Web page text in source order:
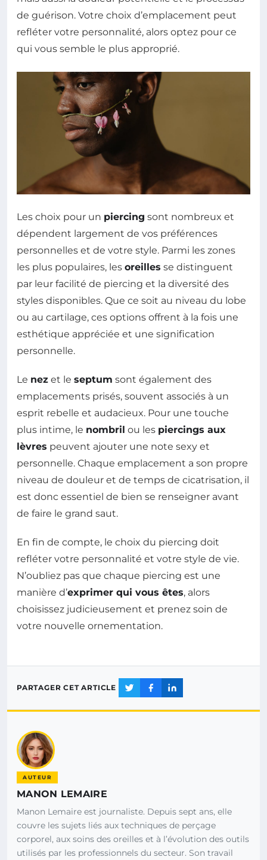
de guérison. Votre choix d’emplacement peut
refléter votre personnalité, alors optez pour ce
qui vous semble le plus approprié.
Les choix pour un piercing sont nombreux et
dépendent largement de vos préférences
personnelles et de votre style. Parmi les zones
les plus populaires, les oreilles se distinguent
par leur facilité de piercing et la diversité des
styles disponibles. Que ce soit au niveau du lobe
ou au cartilage, ces options offrent à la fois une
esthétique appréciée et une signification
personnelle.
Le nez et le septum sont également des
emplacements prisés, souvent associés à un
esprit rebelle et audacieux. Pour une touche
plus intime, le nombril ou les piercings aux
lèvres peuvent ajouter une note sexy et
personnelle. Chaque emplacement a son propre
niveau de douleur et de temps de cicatrisation, il
est donc essentiel de bien se renseigner avant
de faire le grand saut.
En fin de compte, le choix du piercing doit
refléter votre personnalité et votre style de vie.
N’oubliez pas que chaque piercing est une
manière d’exprimer qui vous êtes, alors
choisissez judicieusement et prenez soin de
votre nouvelle ornementation.
PARTAGER CET ARTICLE
AUTEUR
MANON LEMAIRE
Manon Lemaire est journaliste. Depuis sept ans, elle
couvre les sujets liés aux techniques de perçage
corporel, aux soins des oreilles et à l’évolution des outils
utilisés par les professionnels du secteur. Son travail